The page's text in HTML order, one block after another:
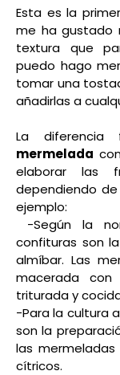
Esta es la
me ha gustado
textura que
puedo hago
tomar una
añadirlas a
La diferencia
mermelada
elaborar las
dependiendo
ejemplo:
-Según la
confituras son
almíbar. Las
macerada con
triturada y
-Para la cultura
son la
las
cítricos.